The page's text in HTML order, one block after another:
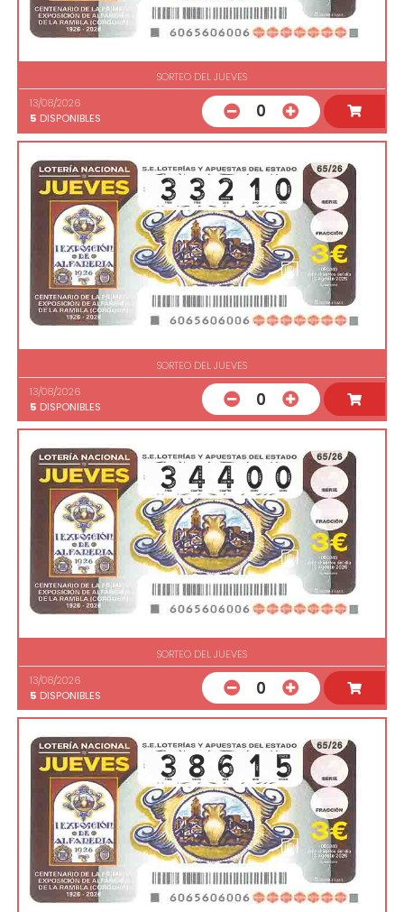
SORTEO DEL JUEVES
13/08/2026
5 DISPONIBLES 0
SORTEO DEL JUEVES
13/08/2026
5 DISPONIBLES 0
SORTEO DEL JUEVES
13/08/2026
5 DISPONIBLES 0